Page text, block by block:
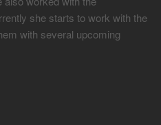
she starts to work with the
with several upcoming